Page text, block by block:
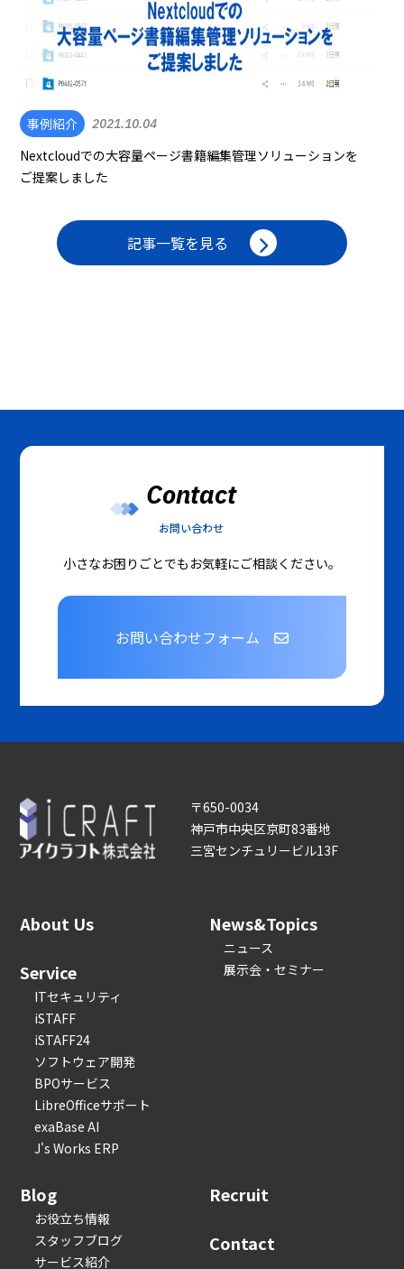
事例紹介 2021.10.04
Nextcloudでの大容量ページ書籍編集管理ソリューションを
ご提案しました
記事一覧を見る
Contact
お問い合わせ
小さなお困りごとでもお気軽にご相談ください。
お問い合わせフォーム
〒650-0034
神戸市中央区京町83番地
三宮センチュリービル13F
About Us
Service
ITセキュリティ
iSTAFF
iSTAFF24
ソフトウェア開発
BPOサービス
LibreOfficeサポート
exaBase AI
J's Works ERP
News&Topics
ニュース
展示会・セミナー
Blog
お役立ち情報
スタッフブログ
サービス紹介
Recruit
Contact